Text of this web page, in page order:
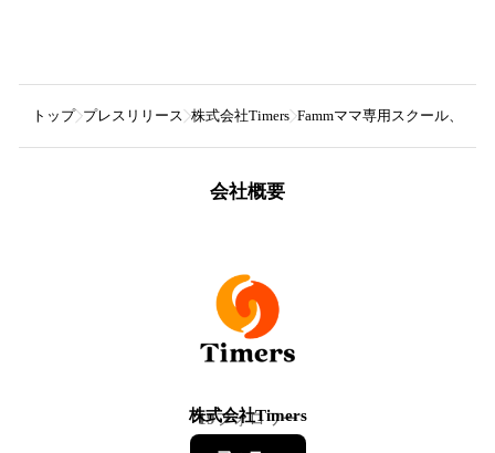
トップ プレスリリース 株式会社Timers Fammママ専用スクール、初
会社概要
株式会社Timers
19フォロワー